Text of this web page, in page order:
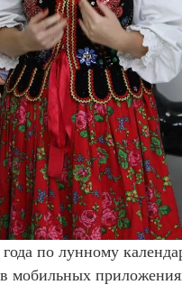
по лунному
мобильных